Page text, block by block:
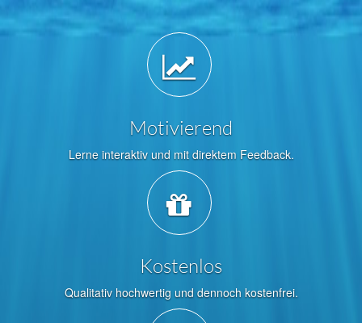
Motivierend
Lerne interaktiv und mit direktem Feedback.
Kostenlos
Qualitativ hochwertig und dennoch kostenfrei.